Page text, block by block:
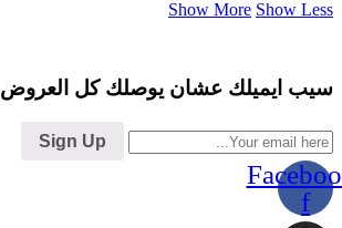
Show More Show Less
سيب ايميلك عشان يوصلك كل العروض
Sign Up
f